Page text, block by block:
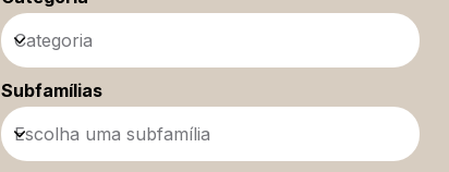
Categoria
Subfamílias
Escolha uma subfamília